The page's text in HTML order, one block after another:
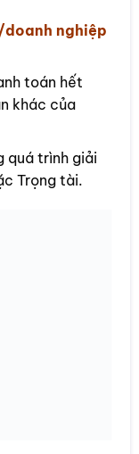
nghiệp
toán hết
khác của
quá trình giải
Trọng tài.